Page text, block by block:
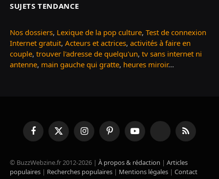
SUJETS TENDANCE
Nos dossiers, Lexique de la pop culture, Test de connexion
Internet gratuit, Acteurs et actrices, activités à faire en
couple, trouver l'adresse de quelqu'un, tv sans internet ni
antenne, main gauche qui gratte, heures miroir...
FacebookX
(Twitter)
InstagramPinterestYouTube TikTok RSS
© BuzzWebzine.fr 2012-2026 | À propos & rédaction | Articles
populaires | Recherches populaires | Mentions légales | Contact